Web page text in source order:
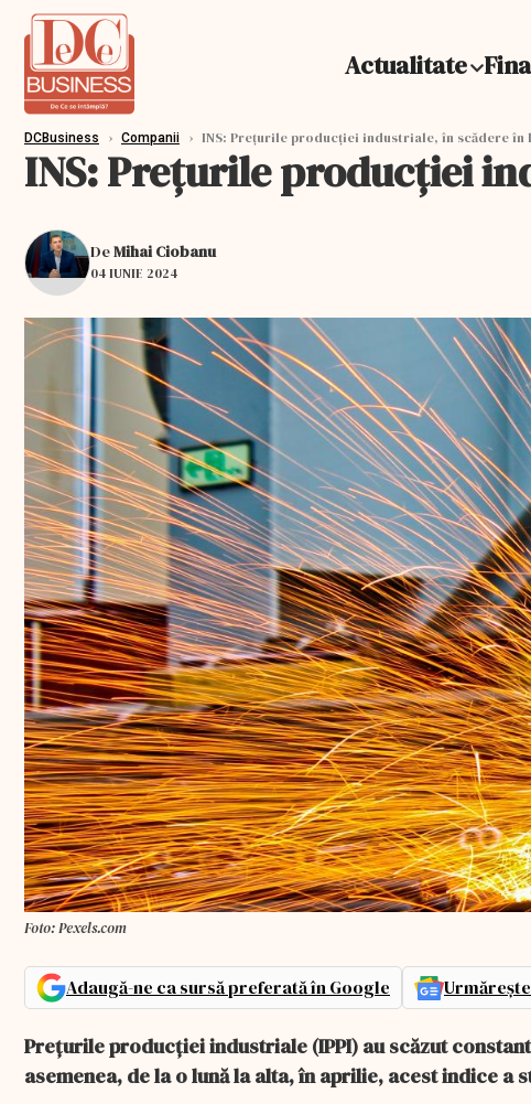
Actualitate
DCBusiness › Companii › INS: Prețurile producției industriale, în scădere în
INS: Prețurile producției
DeMihai Ciobanu
04 IUNIE 2024
Foto: Pexels.com
Adaugă-ne ca sursă preferată în Google
Prețurile producției industriale (IPPI) au scăzut
asemenea, de la o lună la alta, în aprilie, acest indice